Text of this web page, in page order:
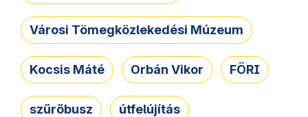
Városi Tömegközlekedési Múzeum
Kocsis Máté Orbán Vikor FÖRI
szűrőbusz útfelújítás